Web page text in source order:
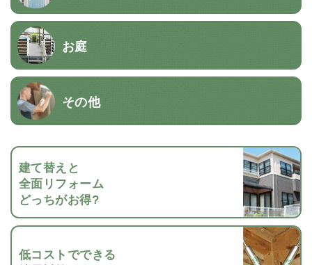
お庭
その他
建て替えと
全面リフォーム
どっちがお得?
低コストでできる